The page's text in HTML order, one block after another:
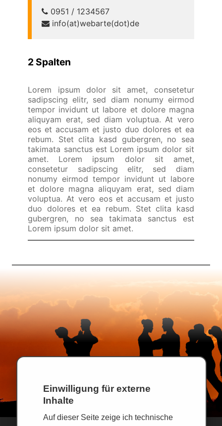
Einwilligung für externe
Inhalte
Auf dieser Seite zeige ich technische
0951 / 1234567
info(at)webarte(dot)de
2 Spalten
Lorem ipsum dolor sit amet, consetetur
sadipscing elitr, sed diam nonumy eirmod
tempor invidunt ut labore et dolore magna
aliquyam erat, sed diam voluptua. At vero
eos et accusam et justo duo dolores et ea
rebum. Stet clita kasd gubergren, no sea
takimata sanctus est Lorem ipsum dolor sit
amet. Lorem ipsum dolor sit amet,
consetetur sadipscing elitr, sed diam
nonumy eirmod tempor invidunt ut labore
et dolore magna aliquyam erat, sed diam
voluptua. At vero eos et accusam et justo
duo dolores et ea rebum. Stet clita kasd
gubergren, no sea takimata sanctus est
Lorem ipsum dolor sit amet.